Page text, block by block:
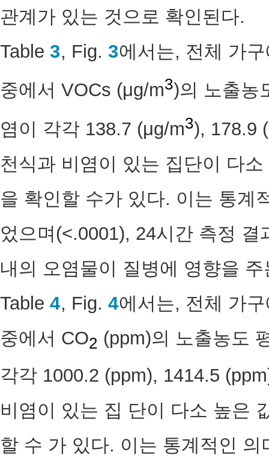
관계가 있는 것으로 확인된다.
Table 3, Fig. 3에서는, 전체 가
중에서 VOCs (μg/m3)의 노출농
염이 각각 138.7 (μg/m3), 178.9
천식과 비염이 있는 집단이 다
을 확인할 수가 있다. 이는 통계
었으며(<.0001), 24시간 측정
내의 오염물이 질병에 영향을
Table 4, Fig. 4에서는, 전체 가
중에서 CO2 (ppm)의 노출농도
각각 1000.2 (ppm), 1414.5
비염이 있는 집 단이 다소 높은
할 수 가 있다. 이는 통계적인